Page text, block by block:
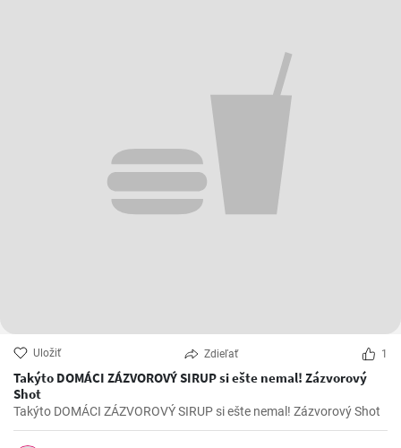
Uložiť Zdieľať 1
Takýto DOMÁCI ZÁZVOROVÝ SIRUP si ešte nemal! Zázvorový
Shot
Takýto DOMÁCI ZÁZVOROVÝ SIRUP si ešte nemal! Zázvorový Shot